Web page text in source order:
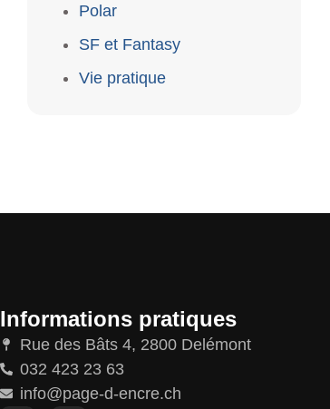
Polar
SF et Fantasy
Vie pratique
Informations pratiques
Rue des Bâts 4, 2800 Delémont
032 423 23 63
info@page-d-encre.ch